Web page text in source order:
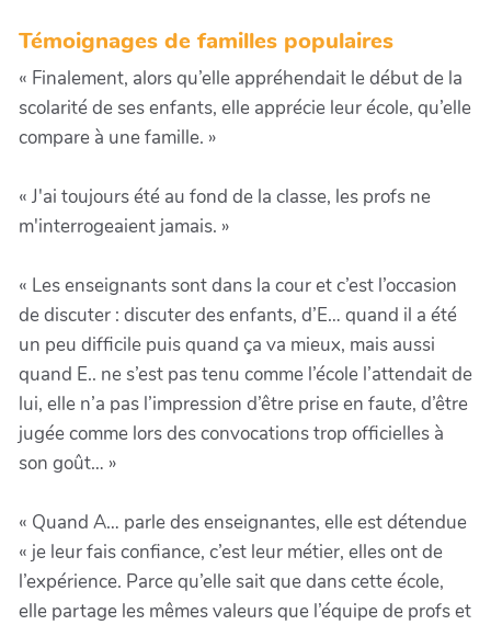
Témoignages de familles populaires
« Finalement, alors qu’elle appréhendait le début de la
scolarité de ses enfants, elle apprécie leur école, qu’elle
compare à une famille. »
« J'ai toujours été au fond de la classe, les profs ne
m'interrogeaient jamais. »
« Les enseignants sont dans la cour et c’est l’occasion
de discuter : discuter des enfants, d’E… quand il a été
un peu difficile puis quand ça va mieux, mais aussi
quand E.. ne s’est pas tenu comme l’école l’attendait de
lui, elle n’a pas l’impression d’être prise en faute, d’être
jugée comme lors des convocations trop officielles à
son goût… »
« Quand A… parle des enseignantes, elle est détendue
« je leur fais confiance, c’est leur métier, elles ont de
l’expérience. Parce qu’elle sait que dans cette école,
elle partage les mêmes valeurs que l’équipe de profs et